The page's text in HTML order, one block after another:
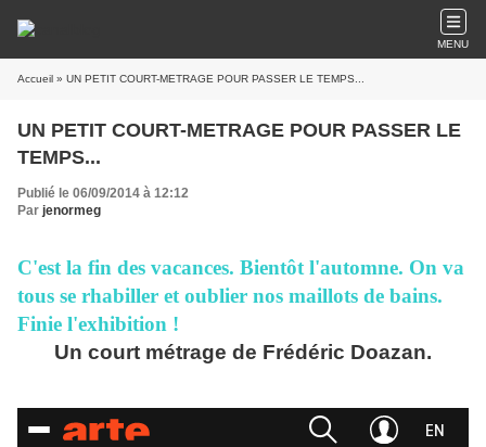
MENU
Accueil » UN PETIT COURT-METRAGE POUR PASSER LE TEMPS...
UN PETIT COURT-METRAGE POUR PASSER LE
TEMPS...
Publié le 06/09/2014 à 12:12
Par jenormeg
C'est la fin des vacances. Bientôt l'automne. On va
tous se rhabiller et oublier nos maillots de bains.
Finie l'exhibition !
Un court métrage de Frédéric Doazan.